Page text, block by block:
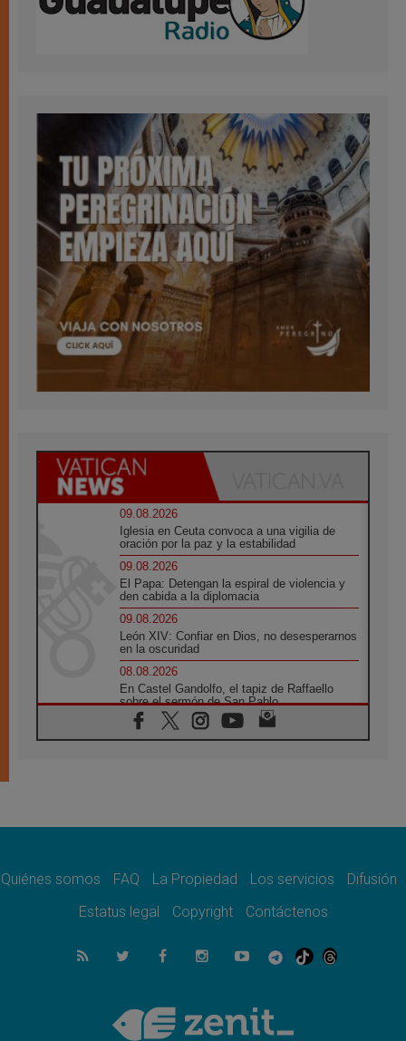
09.08.2026
Iglesia en Ceuta convoca a una vigilia de
oración por la paz y la estabilidad
09.08.2026
El Papa: Detengan la espiral de violencia y
den cabida a la diplomacia
09.08.2026
León XIV: Confiar en Dios, no desesperarnos
en la oscuridad
08.08.2026
En Castel Gandolfo, el tapiz de Raffaello
sobre el sermón de San Pablo
08.08.2026
En Colombia, «la paz no se compra con una
08.08.2026
08.08.2026
del Buen Consejo de Genazzano
Filipinas: el Vicariato Apostólico de Calapán
se convierte en diócesis
Honduras: Los desplazados invisibles de una
crisis olvidada
Quiénes somos FAQ La Propiedad Los servicios
Difusión
Estatus legal
Copyright Contáctenos